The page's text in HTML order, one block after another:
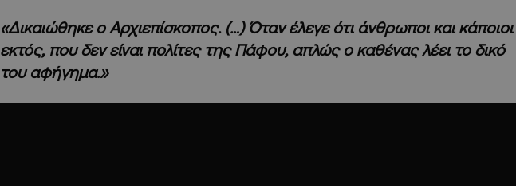
«Δικαιώθηκε ο Αρχιεπίσκοπος. (…) Όταν έλεγε ότι άνθρωποι και κάποιοι
εκτός, που δεν είναι πολίτες της Πάφου, απλώς ο καθένας λέει το δικό
του αφήγημα.»